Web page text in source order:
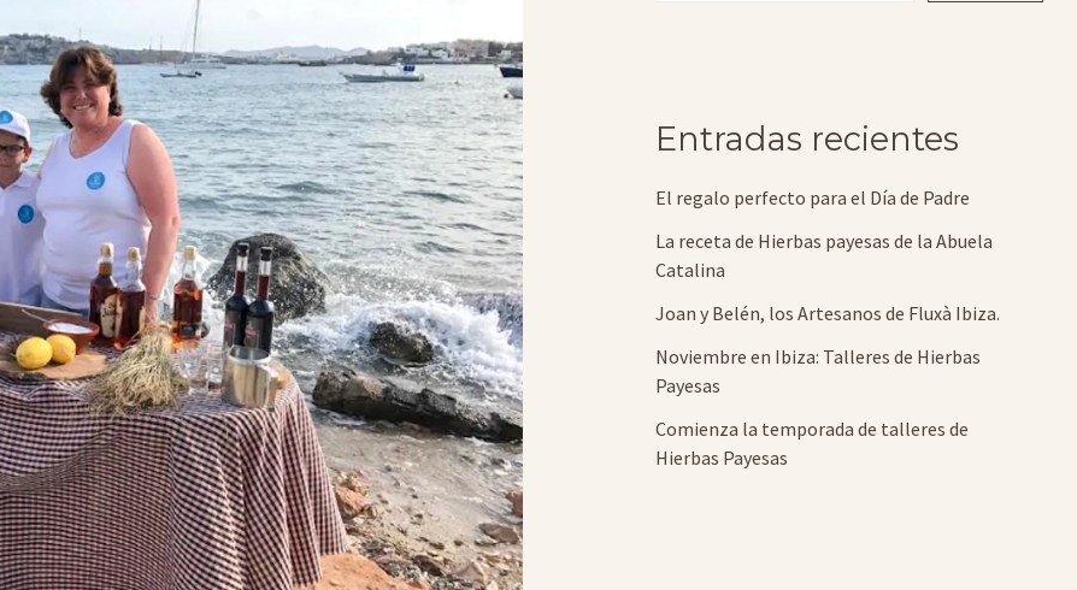
Entradas recientes
El regalo perfecto para el Día de Padre
La receta de Hierbas payesas de la Abuela
Catalina
Joan y Belén, los Artesanos de Fluxà Ibiza.
Noviembre en Ibiza: Talleres de Hierbas
Payesas
Comienza la temporada de talleres de
Hierbas Payesas